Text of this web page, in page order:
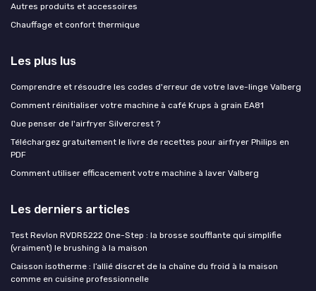
Autres produits et accessoires
Chauffage et confort thermique
Les plus lus
Comprendre et résoudre les codes d'erreur de votre lave-linge Valberg
Comment réinitialiser votre machine à café Krups à grain EA81
Que penser de l'airfryer Silvercrest ?
Téléchargez gratuitement le livre de recettes pour airfryer Philips en
PDF
Comment utiliser efficacement votre machine à laver Valberg
Les derniers articles
Test Revlon RVDR5222 One-Step : la brosse soufflante qui simplifie
(vraiment) le brushing à la maison
Caisson isotherme : l’allié discret de la chaîne du froid à la maison
comme en cuisine professionnelle